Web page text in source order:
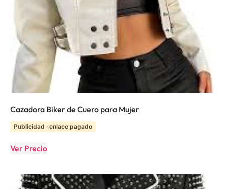
Cazadora Biker de Cuero para Mujer
Publicidad · enlace pagado
Ver Precio